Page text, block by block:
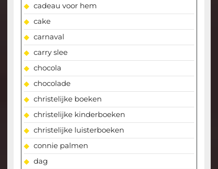
cadeau voor hem
cake
carnaval
carry slee
chocola
chocolade
christelijke boeken
christelijke kinderboeken
christelijke luisterboeken
connie palmen
dag